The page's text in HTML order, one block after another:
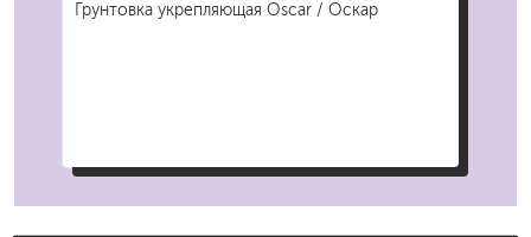
Грунтовка укрепляющая Oscar / Оскар